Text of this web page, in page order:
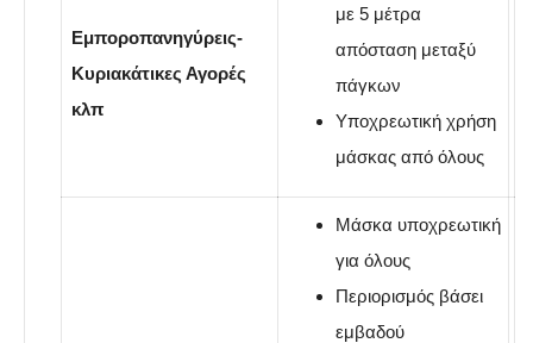
Εμποροπανηγύρεις-
Κυριακάτικες Αγορές
κλπ
με 5 μέτρα
απόσταση μεταξύ
πάγκων
Υποχρεωτική χρήση
μάσκας από όλους
Μάσκα υποχρεωτική
για όλους
Περιορισμός βάσει
εμβαδού